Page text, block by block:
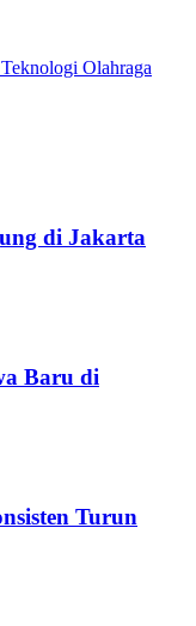
Olahraga
di Jakarta
Baru di
Turun